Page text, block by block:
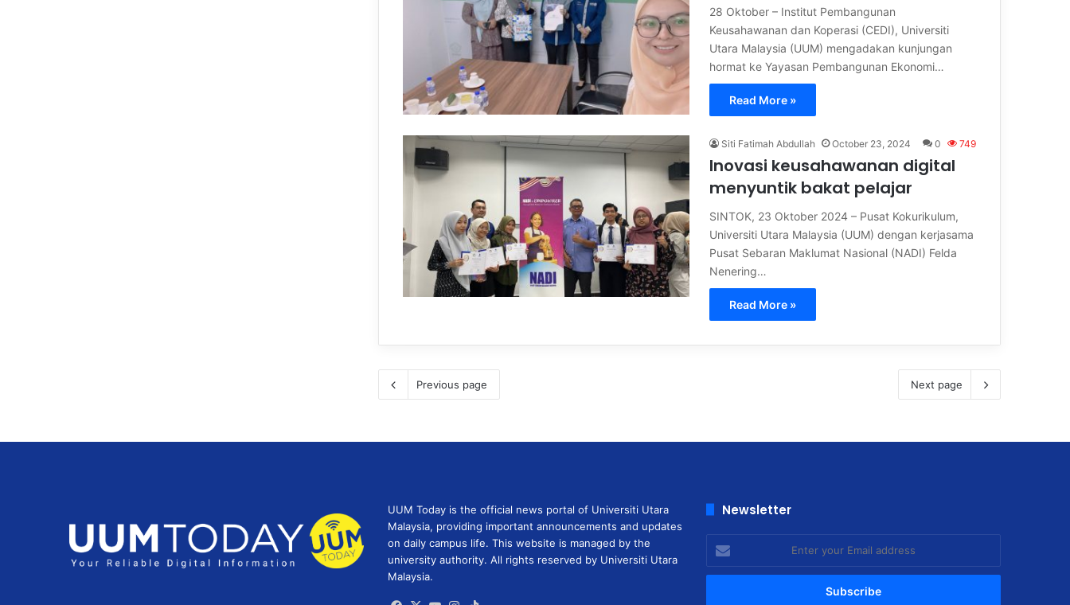
28 Oktober – Institut Pembangunan
Keusahawanan dan Koperasi (CEDI), Universiti
Utara Malaysia (UUM) mengadakan kunjungan
hormat ke Yayasan Pembangunan Ekonomi…
Read More »
Siti Fatimah Abdullah October 23, 2024 0 749
Inovasi keusahawanan digital
menyuntik bakat pelajar
SINTOK, 23 Oktober 2024 – Pusat Kokurikulum,
Universiti Utara Malaysia (UUM) dengan kerjasama
Pusat Sebaran Maklumat Nasional (NADI) Felda
Nenering…
Read More »
Previous page Next page
UUM Today is the official news portal of Universiti Utara
Malaysia, providing important announcements and updates
on daily campus life. This website is managed by the
university authority. All rights reserved by Universiti Utara
Malaysia.
Newsletter
your
Email